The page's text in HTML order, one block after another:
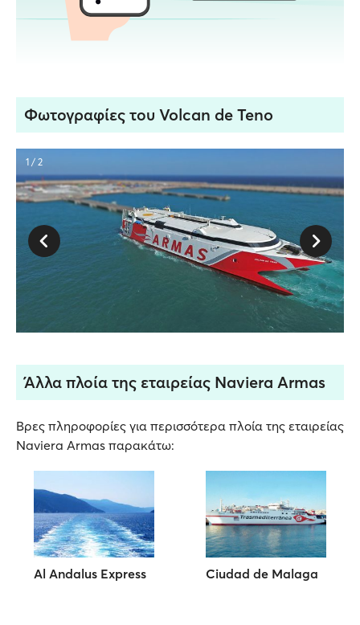
Φωτογραφίες του Volcan de Teno
1 / 2
Άλλα πλοία της εταιρείας Naviera Armas
Βρες πληροφορίες για περισσότερα πλοία της εταιρείας
Naviera Armas παρακάτω:
Al Andalus Express Ciudad de Malaga